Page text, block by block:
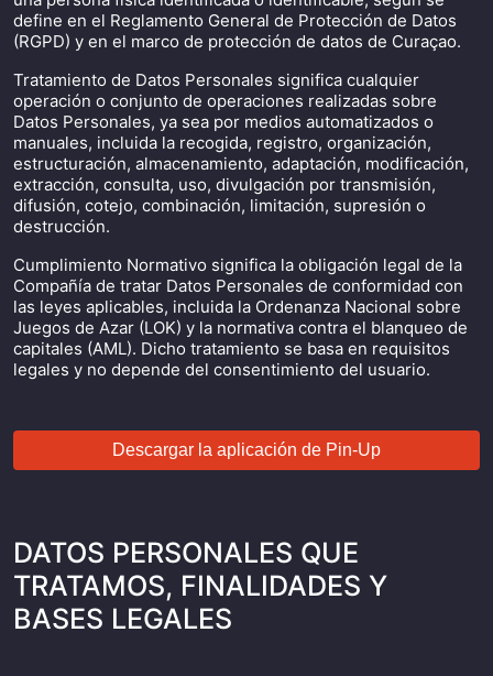
define en el Reglamento General de Protección de Datos
(RGPD) y en el marco de protección de datos de Curaçao.
Tratamiento de Datos Personales significa cualquier
operación o conjunto de operaciones realizadas sobre
Datos Personales, ya sea por medios automatizados o
manuales, incluida la recogida, registro, organización,
estructuración, almacenamiento, adaptación, modificación,
extracción, consulta, uso, divulgación por transmisión,
difusión, cotejo, combinación, limitación, supresión o
destrucción.
Cumplimiento Normativo significa la obligación legal de la
Compañía de tratar Datos Personales de conformidad con
las leyes aplicables, incluida la Ordenanza Nacional sobre
Juegos de Azar (LOK) y la normativa contra el blanqueo de
capitales (AML). Dicho tratamiento se basa en requisitos
legales y no depende del consentimiento del usuario.
Descargar la aplicación de Pin-Up
DATOS PERSONALES QUE
TRATAMOS, FINALIDADES Y
BASES LEGALES